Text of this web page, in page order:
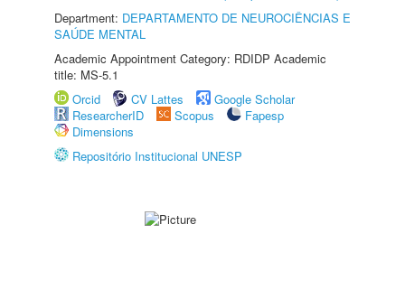
Department: DEPARTAMENTO DE NEUROCIÊNCIAS E
SAÚDE MENTAL
Academic Appointment Category: RDIDP Academic
title: MS-5.1
Orcid
CV Lattes
Google Scholar
ResearcherID
Scopus
Fapesp
Dimensions
Repositório Institucional UNESP